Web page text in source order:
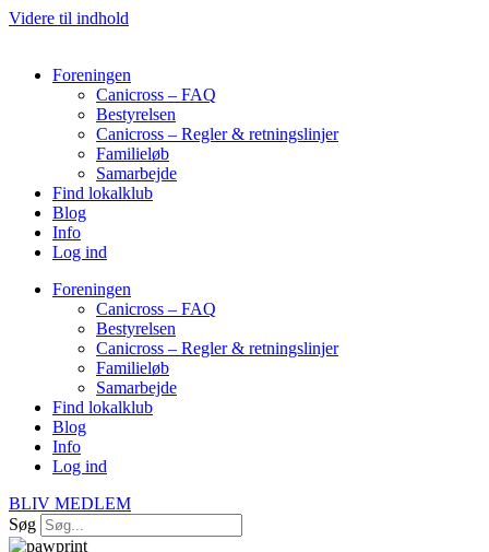
Videre til indhold
Foreningen
Canicross – FAQ
Bestyrelsen
Canicross – Regler & retningslinjer
Familieløb
Samarbejde
Find lokalklub
Blog
Info
Log ind
Foreningen
Canicross – FAQ
Bestyrelsen
Canicross – Regler & retningslinjer
Familieløb
Samarbejde
Find lokalklub
Blog
Info
Log ind
BLIV MEDLEM
Søg